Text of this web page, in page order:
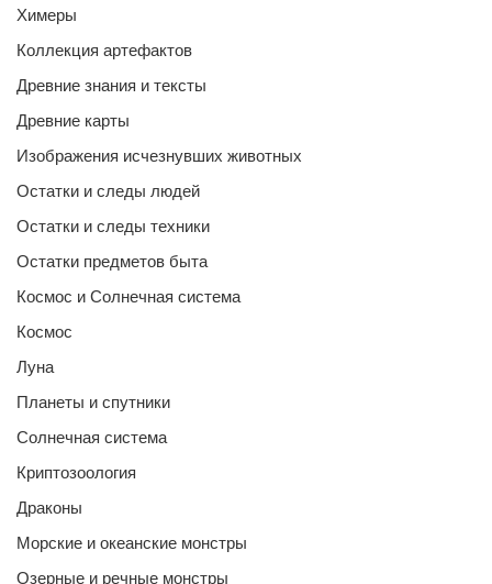
Химеры
Коллекция артефактов
Древние знания и тексты
Древние карты
Изображения исчезнувших животных
Остатки и следы людей
Остатки и следы техники
Остатки предметов быта
Космос и Солнечная система
Космос
Луна
Планеты и спутники
Солнечная система
Криптозоология
Драконы
Морские и океанские монстры
Озерные и речные монстры